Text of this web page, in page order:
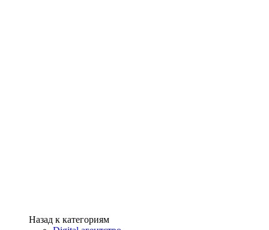
Назад к категориям